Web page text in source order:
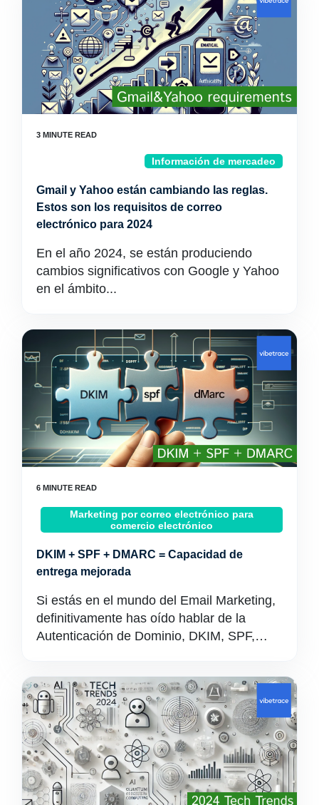
Información de mercadeo
Gmail y Yahoo están cambiando las reglas.
Estos son los requisitos de correo
electrónico para 2024
En el año 2024, se están produciendo
cambios significativos con Google y Yahoo
en el ámbito...
Marketing por correo electrónico para
comercio electrónico
DKIM + SPF + DMARC = Capacidad de
entrega mejorada
Si estás en el mundo del Email Marketing,
definitivamente has oído hablar de la
Autenticación de Dominio, DKIM, SPF,…